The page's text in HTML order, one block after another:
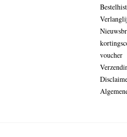
voucher